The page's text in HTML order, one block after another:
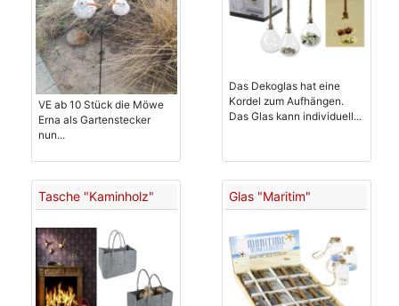
VE ab 10 Stück die Möwe
Erna als Gartenstecker
nun...
Das Dekoglas hat eine
Kordel zum Aufhängen.
Das Glas kann individuell...
Tasche "Kaminholz" Glas "Maritim"